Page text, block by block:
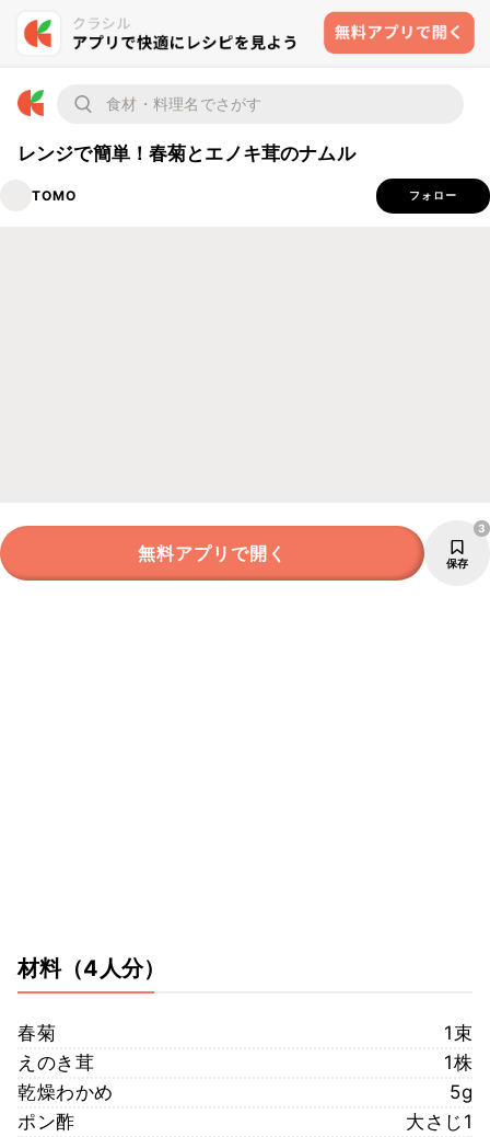
レンジで簡単！春菊とエノキ茸のナムル
TOMO フォロー
無料アプリで開く 保存
3
材料（4人分）
春菊
1束
えのき茸
1株
乾燥わかめ
5g
ポン酢
大さじ1